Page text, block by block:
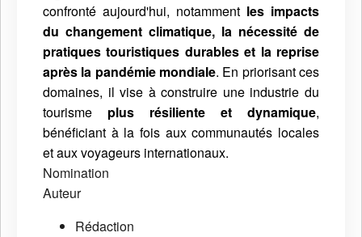
confronté aujourd'hui, notamment les impacts
du changement climatique, la nécessité de
pratiques touristiques durables et la reprise
après la pandémie mondiale. En priorisant ces
domaines, il vise à construire une industrie du
tourisme plus résiliente et dynamique,
bénéficiant à la fois aux communautés locales
et aux voyageurs internationaux.
Nomination
Auteur
Rédaction